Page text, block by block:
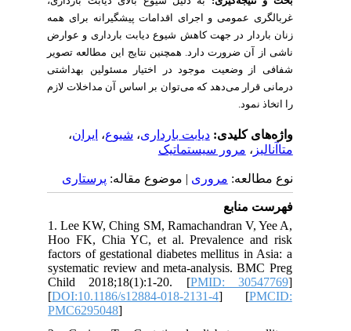
غربالگری عمومی و اجرای اقدامات پیشگیرانه برای همه
زنان باردار در جهت کاهش شیوع دیابت بارداری و عوارض
ناشی از آن ضرورت دارد. همچنین نتایج این مطالعه تصویر
شفافی از وضعیت موجود در اختیار مسئولین بهداشتی
درمانی قرار می‌دهد که می‌توان بر اساس آن مداخلات لازم
را اتخاذ نمود.
واژه‌های کلیدی:دیابت بارداری،شیوع،ایران ،
متاآنالیز، مرور سیستماتیک
نوع مطالعه:مروری| موضوع مقاله:پرستاری
فهرست منابع
1. Lee KW, Ching SM, Ramachandran V, Yee A,
Hoo FK, Chia YC, et al. Prevalence and risk
factors of gestational diabetes mellitus in Asia: a
systematic review and meta-analysis. BMC Preg
Child 2018;18(1):1-20. [PMID: 30547769
[DOI:10.1186/s12884-018-2131-4 ] [PMCID:
PMC6295048